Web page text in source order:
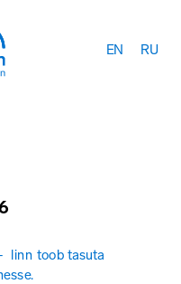
EN RU
linn toob tasuta